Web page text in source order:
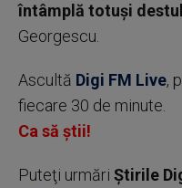
întâmplă totuşi
Georgescu.
Ascultă Digi FM Live,
fiecare 30 de minute.
Ca să știi!
Puteţi urmări Știrile